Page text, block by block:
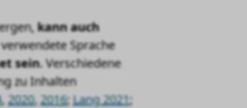
kann auch
Sprache
sein. Verschiedene
zu Inhalten
,2020,2016;Lang 2021;